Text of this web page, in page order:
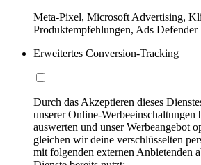
Meta-Pixel, Microsoft Advertising,
Produktempfehlungen, Ads Defender
Erweitertes Conversion-Tracking
Durch das Akzeptieren dieses
unserer Online-Werbeeinschaltungen
auswerten und unser Werbeangebot
gleichen wir deine verschlüsselten
mit folgenden externen Anbietenden